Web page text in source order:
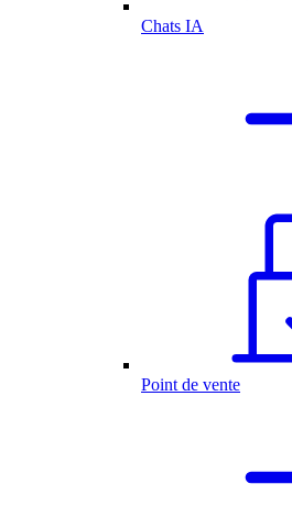
Chats IA
Point de vente